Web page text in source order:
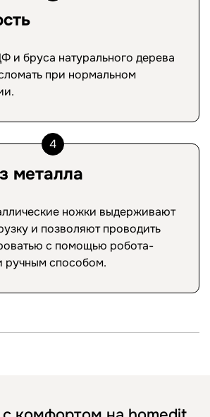
и бруса натурального дерева
при нормальном
4
металла
ножки выдерживают
и позволяют проводить
с помощью робота-
ручным способом.